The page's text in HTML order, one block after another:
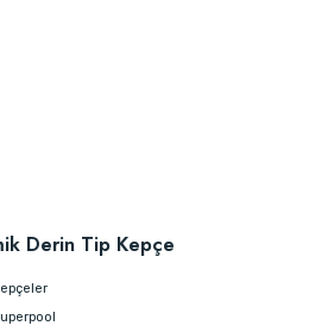
Derin Tip Kepçe